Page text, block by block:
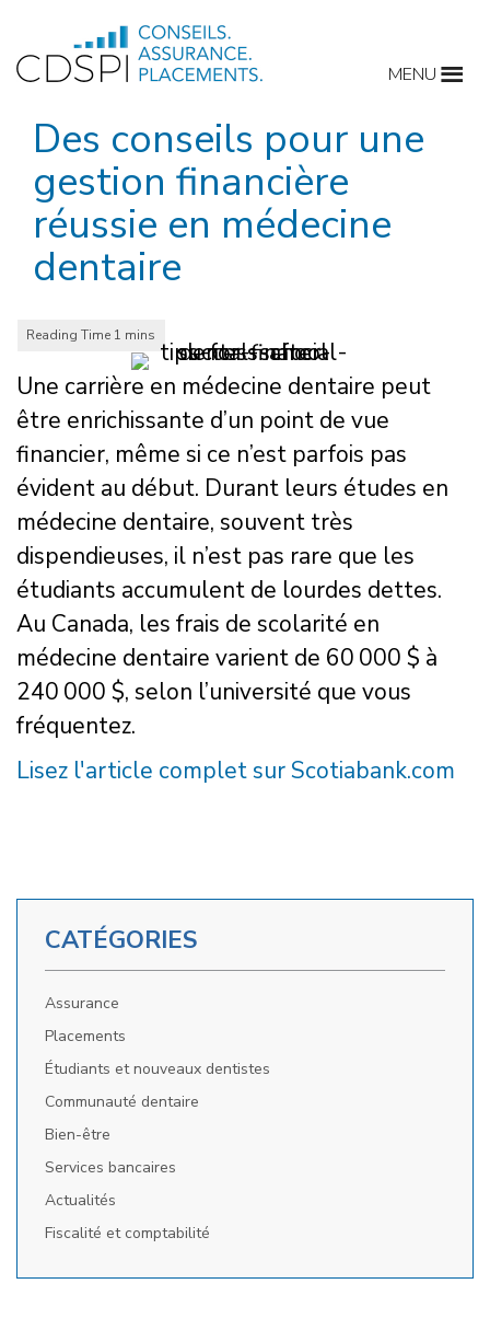
content
MENU
Des conseils pour une
gestion financière
réussie en médecine
dentaire
Une carrière en médecine dentaire peut
être enrichissante d’un point de vue
financier, même si ce n’est parfois pas
évident au début. Durant leurs études en
médecine dentaire, souvent très
dispendieuses, il n’est pas rare que les
étudiants accumulent de lourdes dettes.
Au Canada, les frais de scolarité en
médecine dentaire varient de 60 000 $ à
240 000 $, selon l’université que vous
fréquentez.
Lisez l'article complet sur Scotiabank.com
CATÉGORIES
Assurance
Placements
Étudiants et nouveaux dentistes
Communauté dentaire
Bien-être
Services bancaires
Actualités
Fiscalité et comptabilité